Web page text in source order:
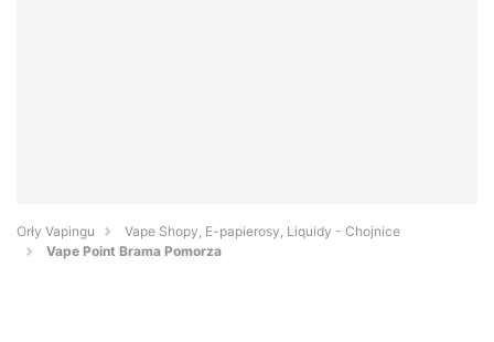
Orły Vapingu
Vape Shopy, E-papierosy, Liquidy - Chojnice
Vape Point Brama Pomorza